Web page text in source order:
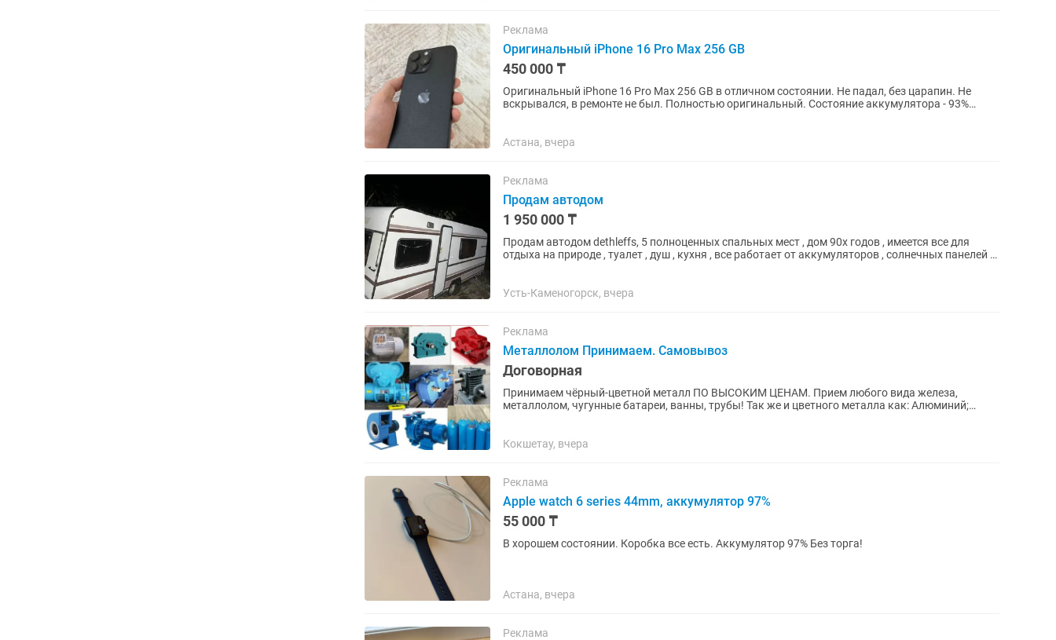
Реклама
Оригинальный iPhone 16 Pro Max 256 GB
450 000 ₸
Оригинальный iPhone 16 Pro Max 256 GB в отличном состоянии. Не падал, без царапин. Не
вскрывался, в ремонте не был. Полностью оригинальный. Состояние аккумулятора - 93%
Астана, вчера
Реклама
Продам автодом
1 950 000 ₸
Продам автодом dethleffs, 5 полноценных спальных мест , дом 90х годов , имеется все для
отдыха на природе , туалет , душ , кухня , все работает от аккумуляторов , солнечных панелей и
Усть-Каменогорск, вчера
Реклама
Металлолом Принимаем. Самовывоз
Договорная
Принимаем чёрный-цветной металл ПО ВЫСОКИМ ЦЕНАМ. Прием любого вида железа,
металлолом, чугунные батареи, ванны, трубы! Так же и цветного металла как: Алюминий;
Кокшетау, вчера
Реклама
Apple watch 6 series 44mm, аккумулятор 97%
55 000 ₸
В хорошем состоянии. Коробка все есть. Аккумулятор 97% Без торга!
Астана, вчера
Реклама